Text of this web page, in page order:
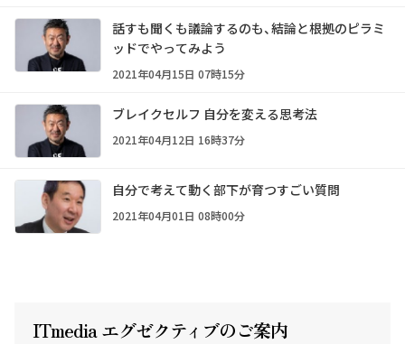
話すも聞くも議論するのも、結論と根拠のピラミ
ッドでやってみよう
2021年04月15日 07時15分
ブレイクセルフ 自分を変える思考法
2021年04月12日 16時37分
自分で考えて動く部下が育つすごい質問
2021年04月01日 08時00分
ITmedia エグゼクティ ブのご案内